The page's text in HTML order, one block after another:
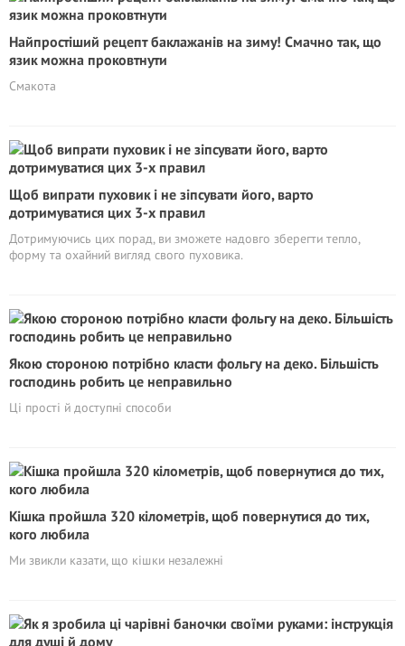
Найпростіший рецепт баклажанів на зиму! Смачно так, що
язик можна проковтнути
Смакота
Щоб випрати пуховик і не зіпсувати його, варто
дотримуватися цих 3-х правил
Дотримуючись цих порад, ви зможете надовго зберегти тепло,
форму та охайний вигляд свого пуховика.
Якою стороною потрібно класти фольгу на деко. Більшість
господинь робить це неправильно
Ці прості й доступні способи
Кішка пройшла 320 кілометрів, щоб повернутися до тих,
кого любила
Ми звикли казати, що кішки незалежні